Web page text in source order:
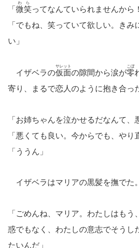
「 微笑
わら
ってなんていられませんから
「でもね、笑っていて欲しい。きみ
い」
イザベラの仮面
サレット
の隙間から涙が零
こぼ
寄り、まるで恋人のように抱き合っ
「お姉ちゃんを泣かせるだなんて、
「悪くても良い。今からでも、や
「ううん」
イザベラはマリアの黒髪を撫でた。
「ごめんね、マリア。わたしはもう
惑でもなく、わたしの意志でそうし
たいんだ」